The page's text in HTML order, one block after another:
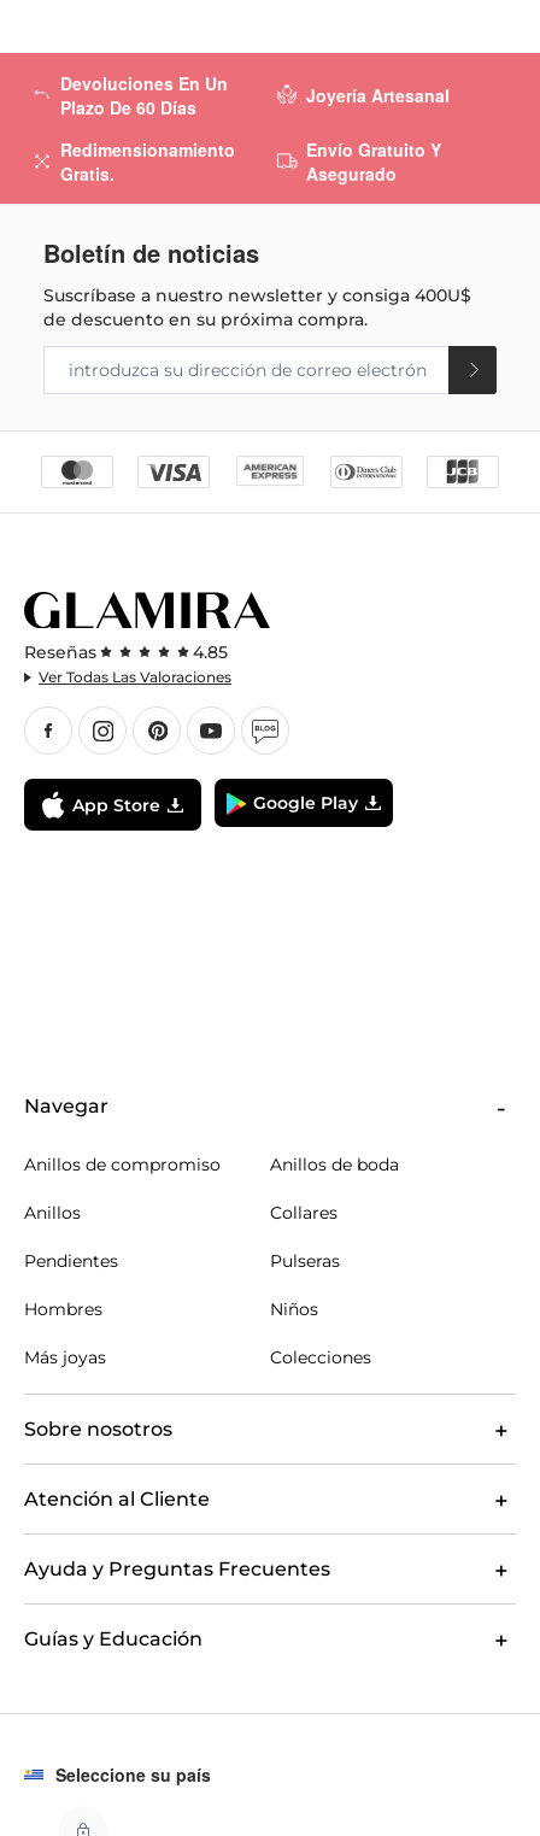
Devoluciones En Un
Plazo De 60 Días
Redimensionamiento
Gratis.
Joyería Artesanal
Envío Gratuito Y
Asegurado
Boletín de noticias
Suscríbase a nuestro newsletter y consiga400U$
de descuento en su próxima compra.
Reseñas 4.85
Ver Todas Las Valoraciones
App Store Google Play
Navegar
Anillos de compromiso Anillos de boda
Anillos Collares
Pendientes Pulseras
Hombres Niños
Más joyas Colecciones
Sobre nosotros
Atención al Cliente
Ayuda y Preguntas Frecuentes
Guías y Educación
Seleccione su país